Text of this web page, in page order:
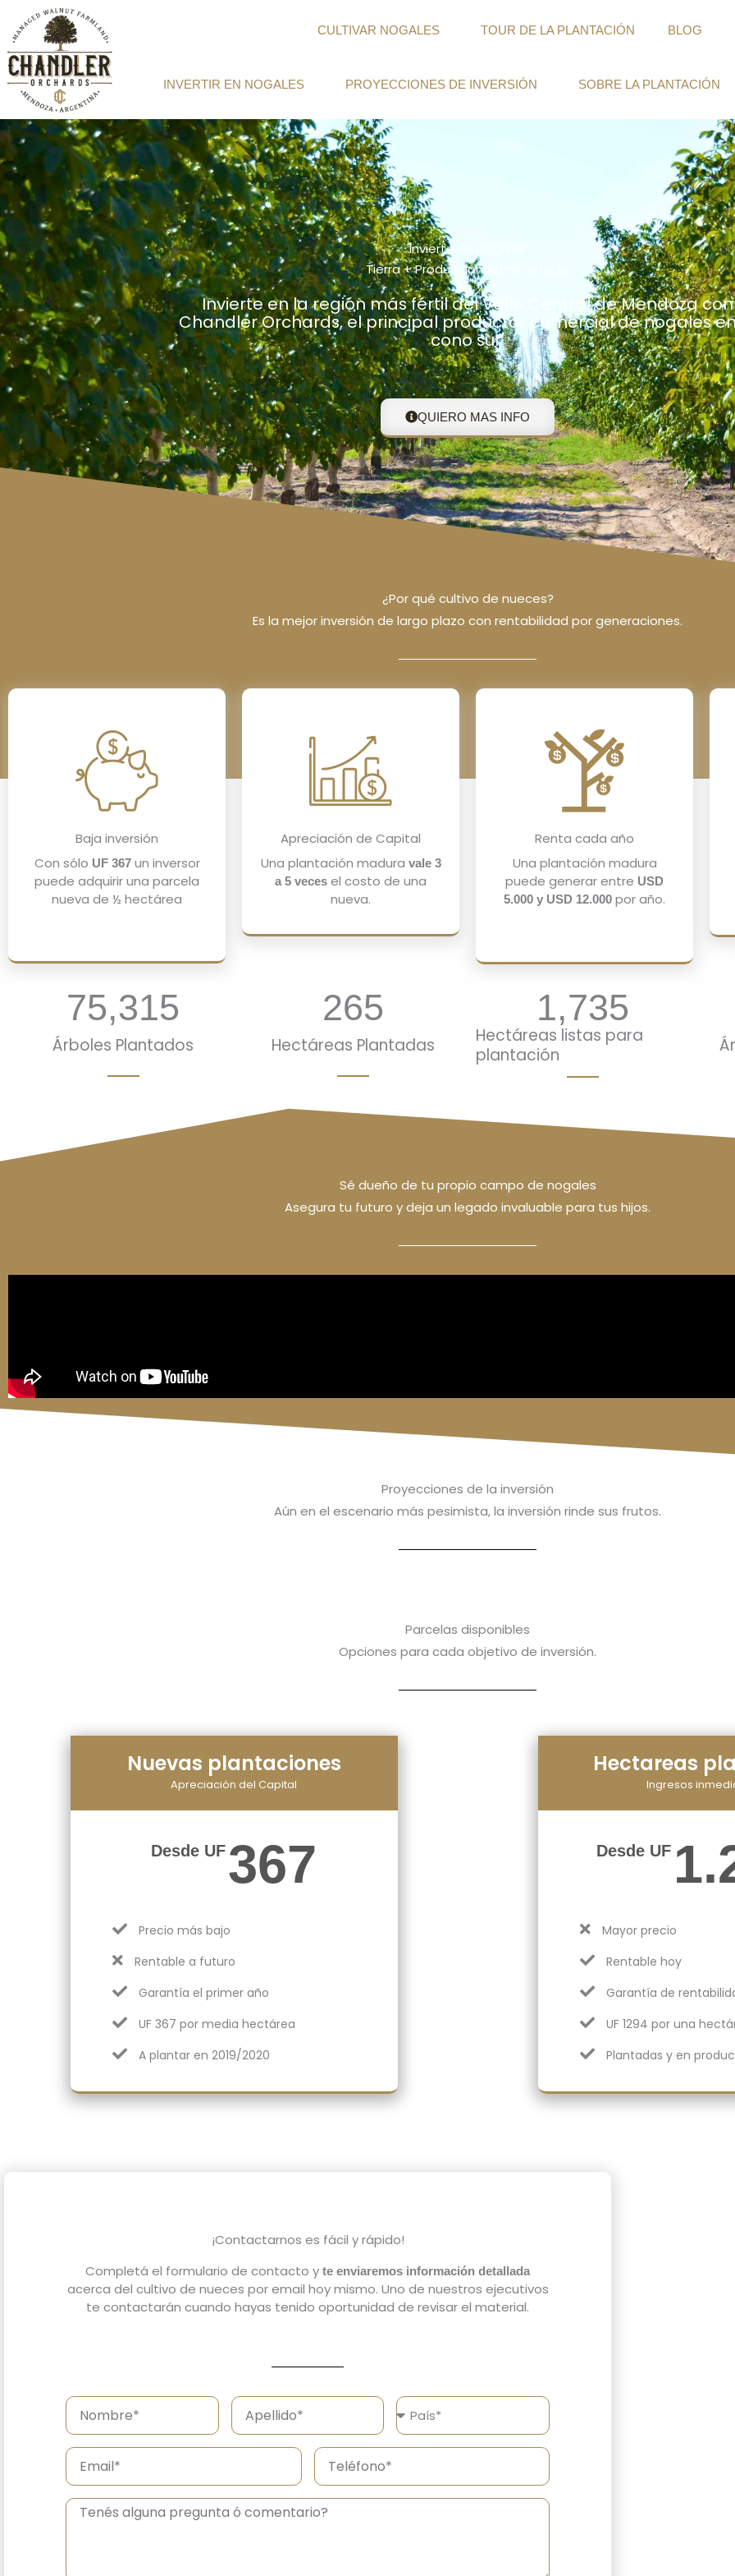
contenido
CULTIVAR NOGALES TOUR DE LA PLANTACIÓN BLOG
INVERTIR EN NOGALES PROYECCIONES DE INVERSIÓN SOBRE LA PLANTACIÓN
Invierte en nogales
Tierra + Producción Administrada
Invierte en la región más fértil del Valle Central de Mendoza con
Chandler Orchards, el principal productor comercial de nogales
cono sur.
QUIERO MAS INFO
¿Por qué cultivo de nueces?
Es la mejor inversión de largo plazo con rentabilidad por generaciones.
Baja inversión
Con sólo UF 367un inversor
puede adquirir una parcela
nueva de ½ hectárea
Apreciación de Capital
Una plantación madura vale 3
a 5 veces el costo de una
nueva.
Renta cada año
Una plantación madura
puede generar entre USD
5.000 y USD 12.000 por año.
Árboles Plantados
75,315
Hectáreas Plantadas
265
Hectáreas listas para
plantación
1,735
Sé dueño de tu propio campo de nogales
Asegura tu futuro y deja un legado invaluable para tus hijos.
Proyecciones de la inversión
Aún en el escenario más pesimista, la inversión rinde sus frutos.
Parcelas disponibles
Opciones para cada objetivo de inversión.
Nuevas plantaciones
Apreciación del Capital
Desde UF367
Precio más bajo
Rentable a futuro
Garantía el primer año
UF 367 por media hectárea
A plantar en 2019/2020
Hectareas
Ingresos
Desde UF
Mayor precio
Rentable hoy
Garantía de
UF 1294 por una
Plantadas y en
¡Contactarnos es fácil y rápido!
Completá el formulario de contacto y te enviaremos información detallada
acerca del cultivo de nueces por email hoy mismo. Uno de nuestros ejecutivos
te contactarán cuando hayas tenido oportunidad de revisar el material.
Nombre Apellido País
Email Teléfono
Mensaje